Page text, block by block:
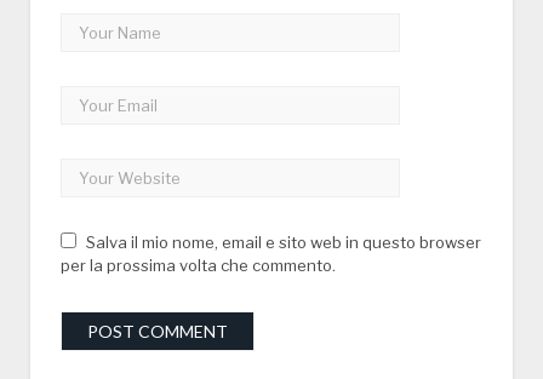
Salva il mio nome, email e sito web in questo browser
per la prossima volta che commento.